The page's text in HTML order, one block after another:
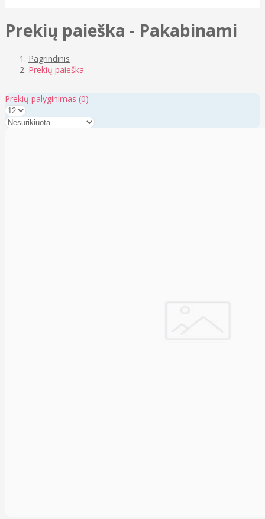
Prekių paieška - Pakabinami
Pagrindinis
Prekių paieška
Prekių palyginimas (0)